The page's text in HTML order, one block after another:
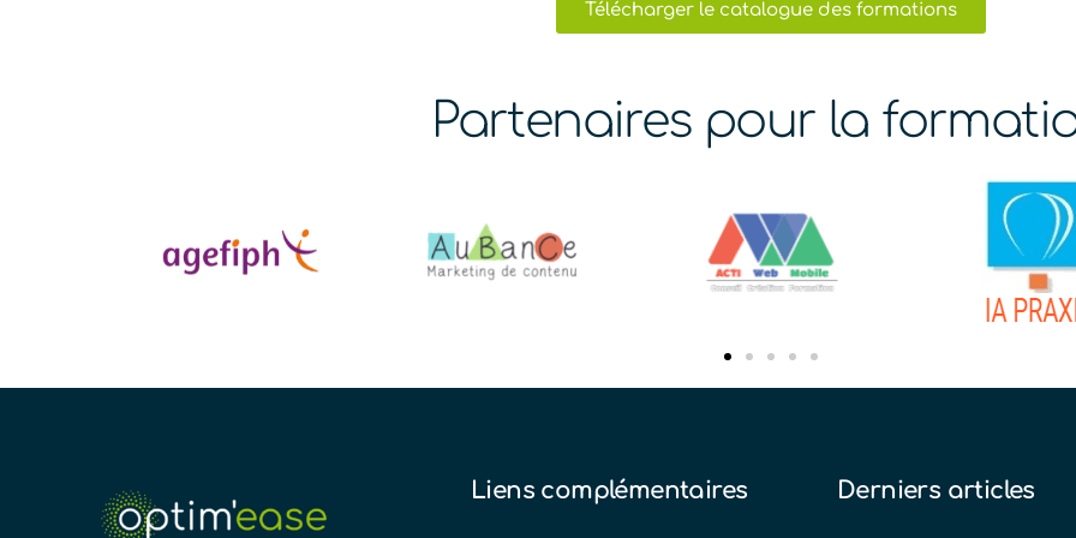
Télécharger le catalogue des formations
Partenaires pour la
Liens complémentaires Derniers articles